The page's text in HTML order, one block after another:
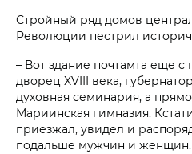
Стройный ряд домов
Революции пестрил
– Вот здание почтамта еще
дворец XVIII века,
духовная семинария, а
Мариинская гимназия.
приезжал, увидел и
подальше мужчин и женщин.